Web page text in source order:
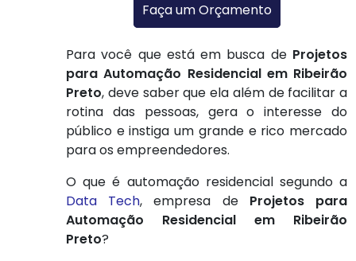
Para você que está em busca de Projetos
para Automação Residencial em Ribeirão
Preto, deve saber que ela além de facilitar a
rotina das pessoas, gera o interesse do
público e instiga um grande e rico mercado
para os empreendedores.
O que é automação residencial segundo a
Data Tech, empresa de Projetos para
Automação Residencial em Ribeirão
Preto?
Faça um Orçamento